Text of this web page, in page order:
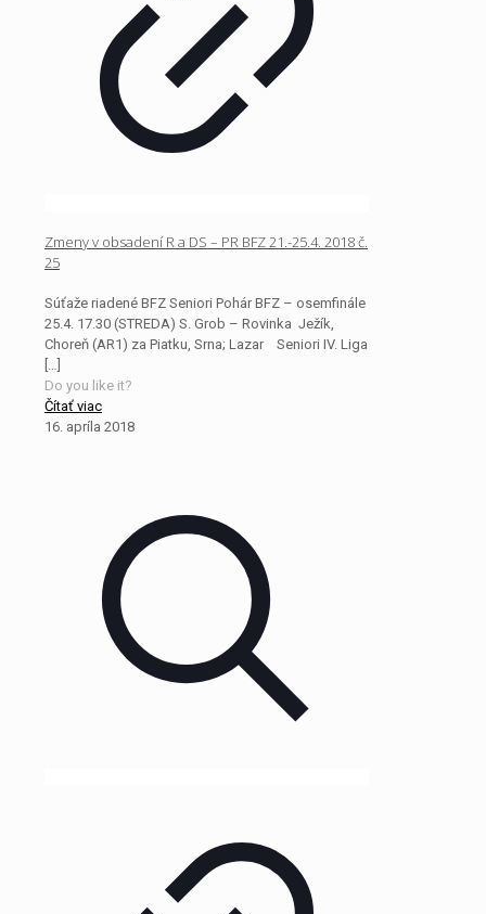
Zmeny v obsadení R a DS – PR BFZ 21.-25.4. 2018 č.
25
Súťaže riadené BFZ Seniori Pohár BFZ – osemfinále
25.4. 17.30 (STREDA) S. Grob – Rovinka Ježík,
Choreň (AR1) za Piatku, Srna; Lazar Seniori IV. Liga
[…]
Do you like it?
Čítať viac
16. apríla 2018